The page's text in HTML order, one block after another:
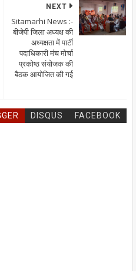
NEXT
Sitamarhi News :-
बीजेपी जिला अध्यक्ष की
अध्यक्षता में पार्टी
पदाधिकारी मंच मोर्चा
प्रकोष्ठ संयोजक की
बैठक आयोजित की गई
DISQUS FACEBOOK